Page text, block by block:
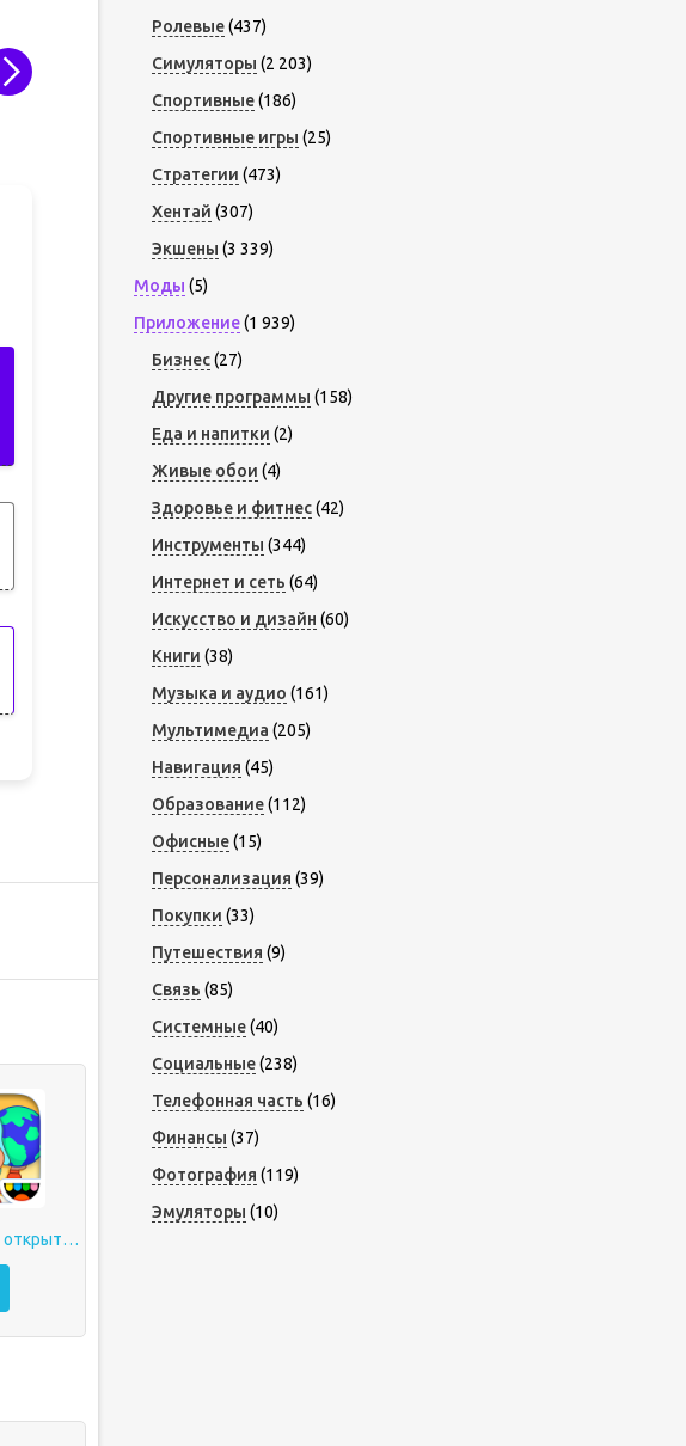
тока бока все открыто играть
Ролевые(437)
Симуляторы (2 203)
Спортивные(186)
Спортивные игры (25)
Стратегии (473)
Хентай (307)
Экшены (3 339)
Моды (5)
Приложение(1 939)
Бизнес(27)
Другие программы (158)
Еда и напитки (2)
Живые обои (4)
Здоровье и фитнес(42)
Инструменты (344)
Интернет и сеть (64)
Искусство и дизайн (60)
Книги (38)
Музыка и аудио (161)
Мультимедиа (205)
Навигация (45)
Образование(112)
Офисные(15)
Персонализация (39)
Покупки (33)
Путешествия (9)
Связь (85)
Системные(40)
Социальные(238)
Телефонная часть (16)
Финансы (37)
Фотография (119)
Эмуляторы (10)